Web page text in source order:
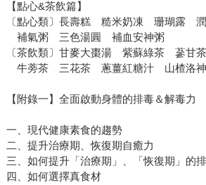
【點心&茶飲篇】
〔點心類〕長壽糕 糙米奶凍 珊瑚露 潤
補氣粥 三色湯圓 補血安神粥
〔茶飲類〕甘麥大棗湯 紫蘇綠茶 蔘甘
牛蒡茶 三花茶 蔥薑紅糖汁 山楂洛
【附錄一】全面啟動身體的排毒＆解毒力
一、現代健康素食的趨勢
二、提升治療期、恢復期自癒力
三、如何提升「治療期」、「恢復期」的
四、如何選擇真食材